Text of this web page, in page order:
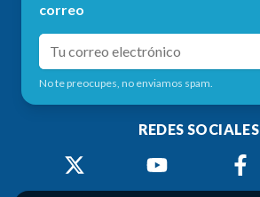
correo
No te preocupes, no enviamos spam.
REDES SOCIALES